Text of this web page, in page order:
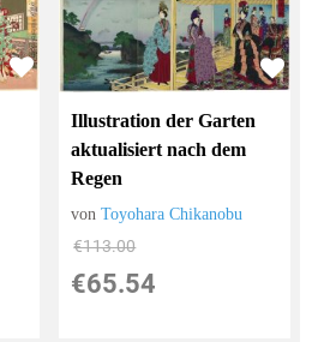
Illustration der Garten
aktualisiert nach dem
Regen
vonToyohara Chikanobu
€113.00
€65.54